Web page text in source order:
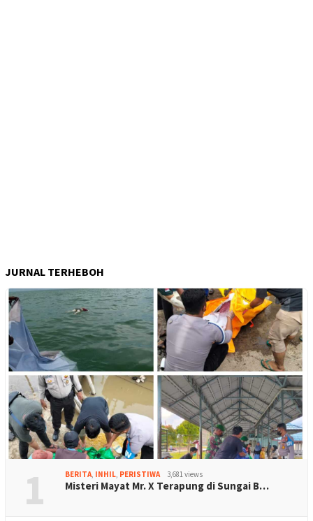
JURNAL TERHEBOH
1 BERITA, INHIL, PERISTIWA 3,681 views
Misteri Mayat Mr. X Terapung di Sungai B…